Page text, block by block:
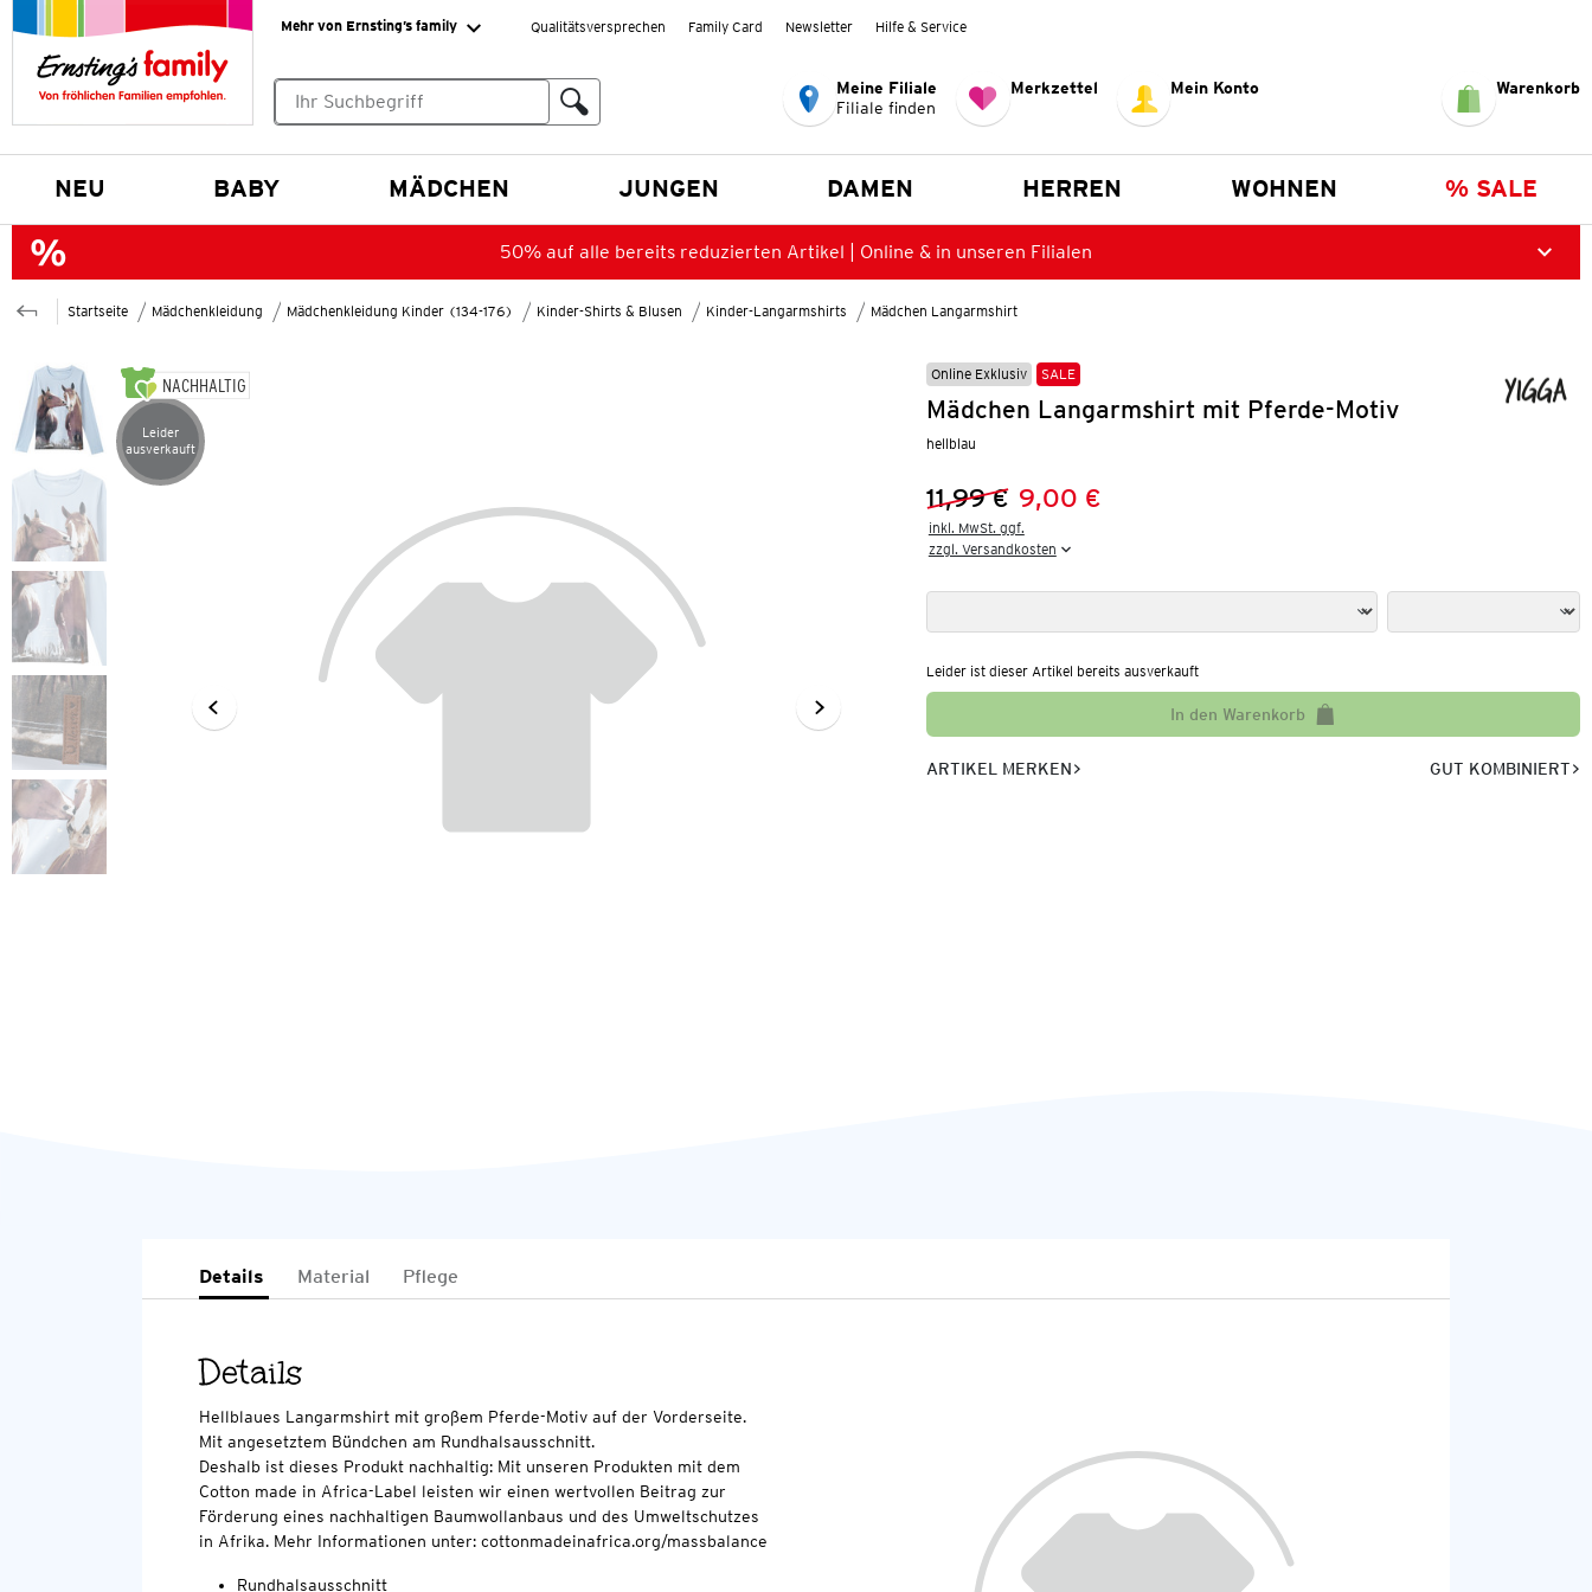
Mehr von Ernsting’s family Qualitätsversprechen Family Card Newsletter Hilfe & Service
Meine Filiale
Filiale finden
Merkzettel Mein Konto Warenkorb
NEU BABY MÄDCHEN JUNGEN DAMEN HERREN WOHNEN % SALE
50% auf alle bereits reduzierten Artikel | Online & in unseren Filialen
Startseite Mädchenkleidung Mädchenkleidung Kinder (134-176) Kinder-Shirts & Blusen Kinder-Langarmshirts Mädchen Langarmshirt
NACHHALTIG
Artikel leider ausverkauft
Leider
ausverkauft
Online Exklusiv SALE
Mädchen Langarmshirt mit Pferde-Motiv
hellblau
Vorheriger Preis:
11,99 €
Neuer Preis:
9,00 €
inkl. MwSt. ggf.
zzgl. Versandkosten
Leider ist dieser Artikel bereits ausverkauft
In den Warenkorb
ARTIKEL MERKEN GUT KOMBINIERT
Details Material Pflege
Details
Hellblaues Langarmshirt mit großem Pferde-Motiv auf der Vorderseite.
Mit angesetztem Bündchen am Rundhalsausschnitt.
Deshalb ist dieses Produkt nachhaltig: Mit unseren Produkten mit dem
Cotton made in Africa-Label leisten wir einen wertvollen Beitrag zur
Förderung eines nachhaltigen Baumwollanbaus und des Umweltschutzes
in Afrika. Mehr Informationen unter: cottonmadeinafrica.org/massbalance
Rundhalsausschnitt